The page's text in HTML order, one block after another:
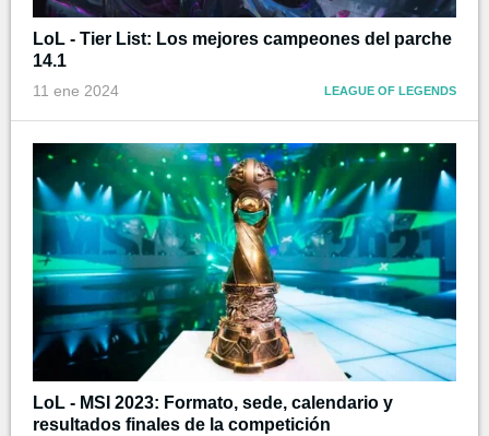
LoL - Tier List: Los mejores campeones del parche
14.1
11 ene 2024 LEAGUE OF LEGENDS
LoL - MSI 2023: Formato, sede, calendario y
resultados finales de la competición